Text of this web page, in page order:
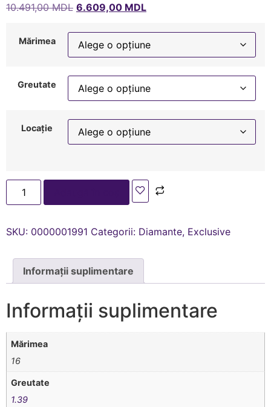
10.491,00MDL 6.609,00 MDL
Mărimea
Greutate
Locație
SKU: 0000001991 Categorii: Diamante, Exclusive
Informații suplimentare
Informații suplimentare
Mărimea
16
Greutate
1.39